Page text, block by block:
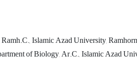
Islamic Azad University,
of Biology, Ar.C., Islamic Azad